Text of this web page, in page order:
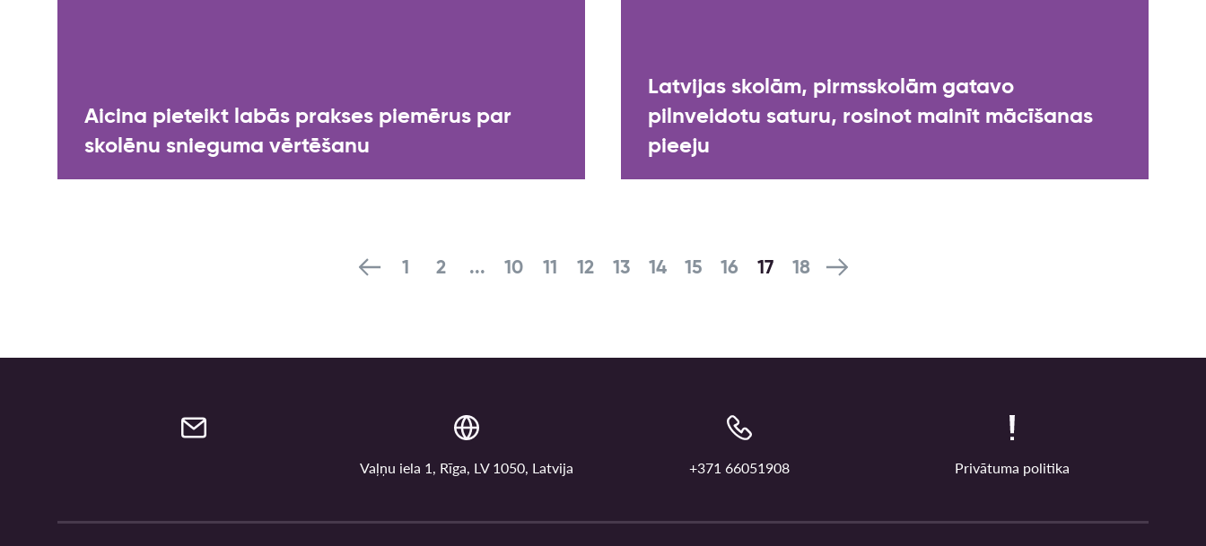
Aicina pieteikt labās prakses piemērus par
skolēnu snieguma vērtēšanu
Latvijas skolām, pirmsskolām gatavo
pilnveidotu saturu, rosinot mainīt mācīšanas
pieeju
1 2 ... 10 11 12 13 14 15 16 17 18
Vaļņu iela 1, Rīga, LV 1050, Latvija +371 66051908 Privātuma politika